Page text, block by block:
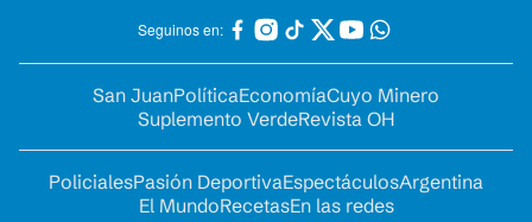
Seguinos en:
San JuanPolíticaEconomíaCuyo Minero
Suplemento VerdeRevista OH
PolicialesPasión DeportivaEspectáculosArgentina
El MundoRecetasEn las redes